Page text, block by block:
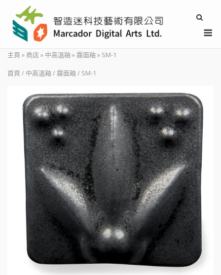
content
主頁 » 商店» 中高溫釉 » 霧面釉 » SM-1
首頁 / 中高溫釉 / 霧面釉 / SM-1